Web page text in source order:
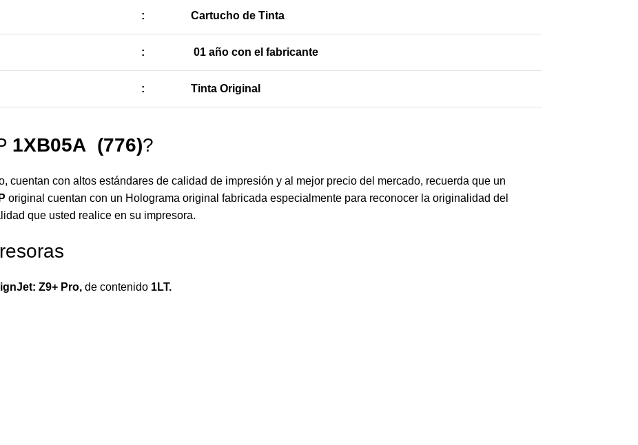
: Cartucho de Tinta
: 01 año con el fabricante
: Tinta Original
1XB05A (776)?
cuentan con altos estándares de calidad de impresión y al mejor precio del mercado, recuerda que un
original cuentan con un Holograma original fabricada especialmente para reconocer la originalidad del
que usted realice en su impresora.
Z9+ Pro, de contenido 1LT.